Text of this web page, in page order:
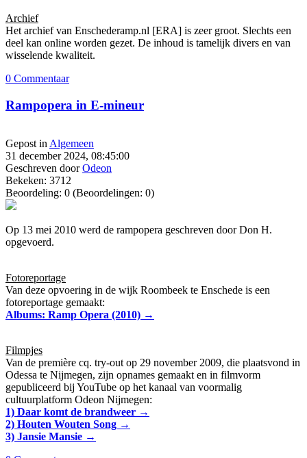
Archief
Het archief van Enschederamp.nl [ERA] is zeer groot. Slechts een
deel kan online worden gezet. De inhoud is tamelijk divers en van
wisselende kwaliteit.
0 Commentaar
Rampopera in E-mineur
Gepost in Algemeen
31 december 2024, 08:45:00
Geschreven doorOdeon
Bekeken: 3712
Beoordeling: 0 (Beoordelingen: 0)
Op 13 mei 2010 werd de rampopera geschreven door Don H.
opgevoerd.
Fotoreportage
Van deze opvoering in de wijk Roombeek te Enschede is een
fotoreportage gemaakt:
Albums: Ramp Opera (2010) →
Filmpjes
Van de première cq. try-out op 29 november 2009, die plaatsvond in
Odessa te Nijmegen, zijn opnames gemaakt en in filmvorm
gepubliceerd bij YouTube op het kanaal van voormalig
cultuurplatform Odeon Nijmegen:
1) Daar komt de brandweer →
2) Houten Wouten Song →
3) Jansie Mansie →